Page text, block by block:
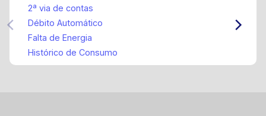
2ª via de contas
Débito Automático
Falta de Energia
Histórico de Consumo